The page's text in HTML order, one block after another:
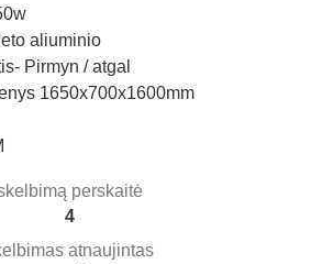
aliuminio
Pirmyn / atgal
1650x700x1600mm
perskaitė
4
atnaujintas